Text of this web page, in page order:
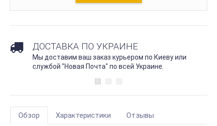
ДОСТАВКА ПО УКРАИНЕ
Мы доставим ваш заказ курьером по Киеву или
службой "Новая Почта" по всей Украине.
Обзор Характеристики Отзывы